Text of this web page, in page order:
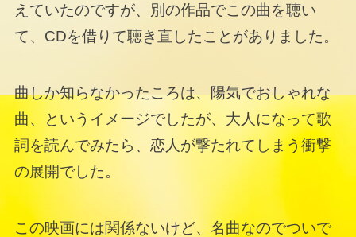
えていたのですが、別の作品でこの曲を聴い
て、CDを借りて聴き直したことがありました。
曲しか知らなかったころは、陽気でおしゃれな
曲、というイメージでしたが、大人になって歌
詞を読んでみたら、恋人が撃たれてしまう衝撃
の展開でした。
この映画には関係ないけど、名曲なのでついで